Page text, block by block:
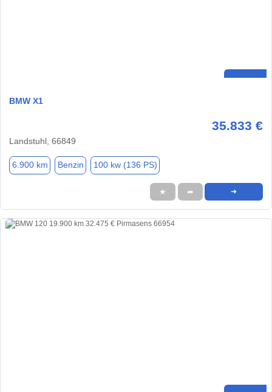
BMW X1
35.833 €
Landstuhl, 66849
6.900 km Benzin 100 kw (136 PS)
★ ➦ ➜